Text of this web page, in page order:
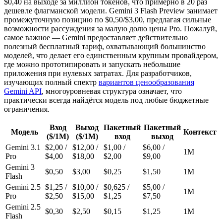
$0,40 на выходе за миллион токенов, что примерно в 20 раз
дешевле флагманской модели. Gemini 3 Flash Preview занимает
промежуточную позицию по $0,50/$3,00, предлагая сильные
возможности рассуждения за малую долю цены Pro. Пожалуй,
самое важное — Gemini предоставляет действительно
полезный бесплатный тариф, охватывающий большинство
моделей, что делает его единственным крупным провайдером,
где можно прототипировать и запускать небольшие
приложения при нулевых затратах. Для разработчиков,
изучающих полный спектр вариантов ценообразования
Gemini API, многоуровневая структура означает, что
практически всегда найдётся модель под любые бюджетные
ограничения.
Модель
Вход
($/1M)
Выход
($/1M)
Пакетный
вход
Пакетный
выход
Контекст
Gemini 3.1
Pro
$2,00 /
$4,00
$12,00 /
$18,00
$1,00 /
$2,00
$6,00 /
$9,00
1M
Gemini 3
Flash
$0,50 $3,00 $0,25 $1,50
1M
Gemini 2.5
Pro
$1,25 /
$2,50
$10,00 /
$15,00
$0,625 /
$1,25
$5,00 /
$7,50
1M
Gemini 2.5
Flash
$0,30 $2,50 $0,15 $1,25
1M